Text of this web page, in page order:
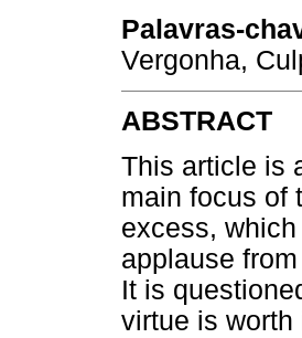
Palavras-
Vergonha,
ABSTRACT
This article is
main focus of
excess,
applause
It is
virtue is worth